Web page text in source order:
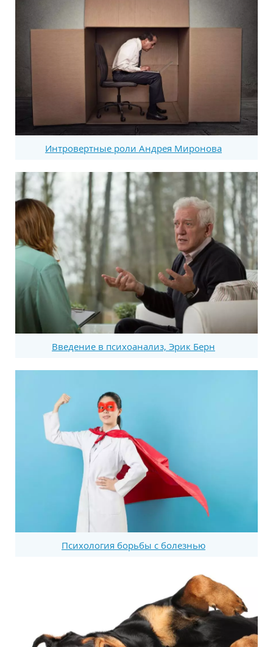
Интровертные роли Андрея Миронова
Введение в психоанализ, Эрик Берн
Психология борьбы с болезнью